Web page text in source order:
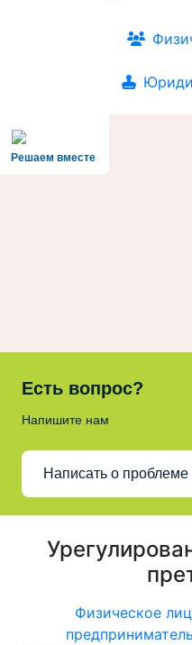
Решаем вместе
Есть вопрос?
Напишите нам
Написать о проблеме
Физическое
предприниматель